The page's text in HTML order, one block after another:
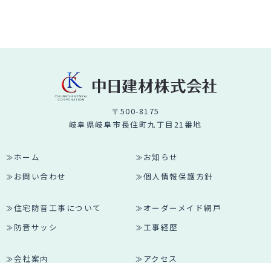
〒500-8175
岐阜県岐阜市長住町九丁目21番地
ホーム
お知らせ
お問い合わせ
個人情報保護方針
住宅防音工事について
オーダーメイド網戸
防音サッシ
工事経歴
会社案内 アクセス